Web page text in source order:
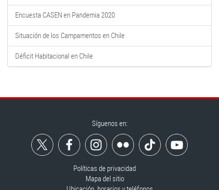
Encuesta CASEN en Pandemia 2020
Situación de los Campamentos en Chile
Déficit Habitacional en Chile
Síguenos en:
Políticas de privacidad
Mapa del sitio